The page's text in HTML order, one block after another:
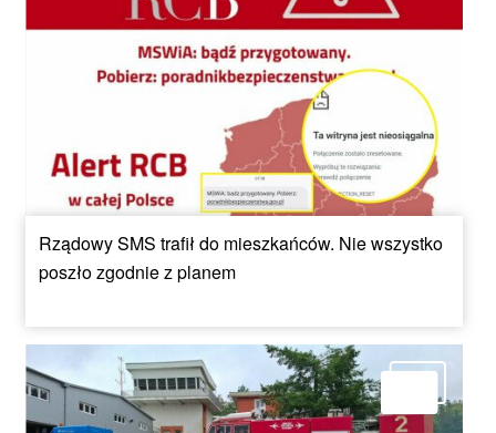
Rządowy SMS trafił do mieszkańców. Nie wszystko
poszło zgodnie z planem